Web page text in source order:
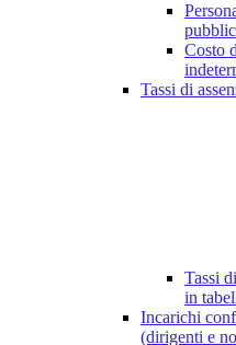
Costo
Tassi di
Tassi
in
Incarichi
(dirigenti e